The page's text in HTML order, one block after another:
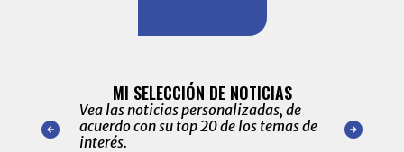
nuestro
para
MI SELECCIÓN DE NOTICIAS
Vea las noticias personalizadas, de
acuerdo con su top 20 de los temas de
interés.
de las